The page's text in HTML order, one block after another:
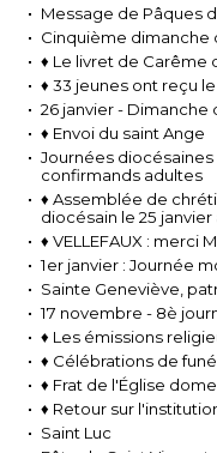
Message de Pâques
Cinquième dimanche
♦ Le livret de Carême
♦ 33 jeunes ont reçu
26 janvier - Dimanche
♦ Envoi du saint Ange
Journées
confirmands adultes
♦ Assemblée de
diocésain le 25 janvier
♦ VELLEFAUX : merci
1er janvier : Journée
Sainte Geneviève,
17 novembre - 8è
♦ Les émissions
♦ Célébrations de
♦ Frat de l'Église
♦ Retour sur
Saint Luc